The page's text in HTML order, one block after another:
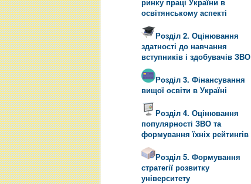
освітянському аспекті
Розділ 2. Оцінювання
здатності до навчання
вступників і здобувачів ЗВО
Розділ 3. Фінансування
вищої освіти в Україні
Розділ 4. Оцінювання
популярності ЗВО та
формування їхніх рейтингів
Розділ 5. Формування
стратегії розвитку
університету